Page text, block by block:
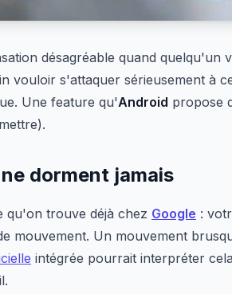
désagréable quand quelqu'un
vouloir s'attaquer sérieusement à
Une feature qu'Android propose
dorment jamais
qu'on trouve déjà chez Google :
mouvement. Un mouvement
intégrée pourrait interpréter